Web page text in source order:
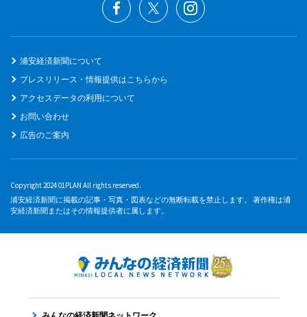
浦安経済新聞について
プレスリリース・情報提供はこちらから
アクセスデータの利用について
お問い合わせ
広告のご案内
Copyright 2024 01PLAN All rights reserved.
浦安経済新聞に掲載の記事・写真・図表などの無断転載を禁止します。 著作権は浦
安経済新聞またはその情報提供者に属します。